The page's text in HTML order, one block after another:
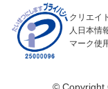
クリエイ
人日本情
マーク使